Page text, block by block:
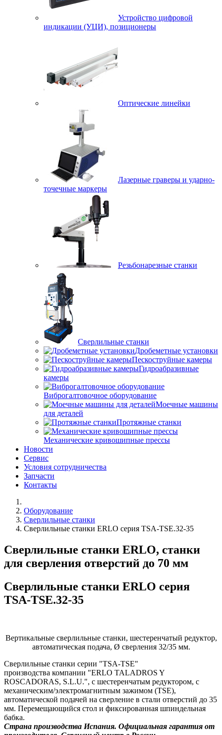
Устройство цифровой
индикации (УЦИ), позиционеры
Оптические линейки
Лазерные граверы и ударно-
точечные маркеры
Резьбонарезные станки
Сверлильные станки
Дробеметные установки
Пескоструйные камеры
Гидроабразивные
камеры
Виброгалтовочное оборудование
Моечные машины
для деталей
Протяжные станки
Механические кривошипные прессы
Новости
Сервис
Условия сотрудничества
Запчасти
Контакты
Оборудование
Сверлильные станки
Сверлильные станки ERLO серия TSA-TSE.32-35
Сверлильные станки ERLO, станки
для сверления отверстий до 70 мм
Сверлильные станки ERLO серия
TSA-TSE.32-35
Вертикальные сверлильные станки, шестеренчатый редуктор,
автоматическая подача, Ø сверления 32/35 мм.
Сверлильные станки серии "TSA-TSE"
производства компании "ERLO TALADROS Y
ROSCADORAS, S.L.U.", с шестеренчатым редуктором, с
механическим/электромагнитным зажимом (TSE),
автоматической подачей на сверление в стали отверстий до 35
мм. Перемещающийся стол и фиксированная шпиндельная
бабка.
Страна производства Испания. Официальная гарантия от